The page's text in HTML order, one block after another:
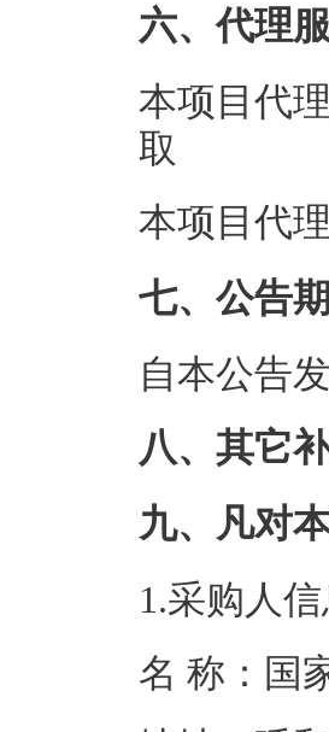
六、代理
本项目代
取
本项目代
七、公告
自本公告
八、其它
九、凡对
1.采购人信
名 称：